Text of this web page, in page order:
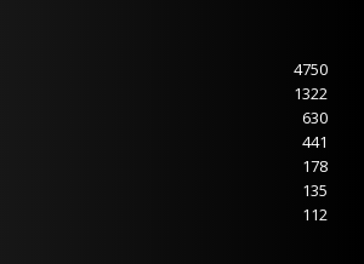
4750
1322
630
441
178
135
112